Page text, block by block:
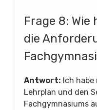
Frage 8:
die
Antwort: Ich
Lehrplan und den
Fachgymnasiums